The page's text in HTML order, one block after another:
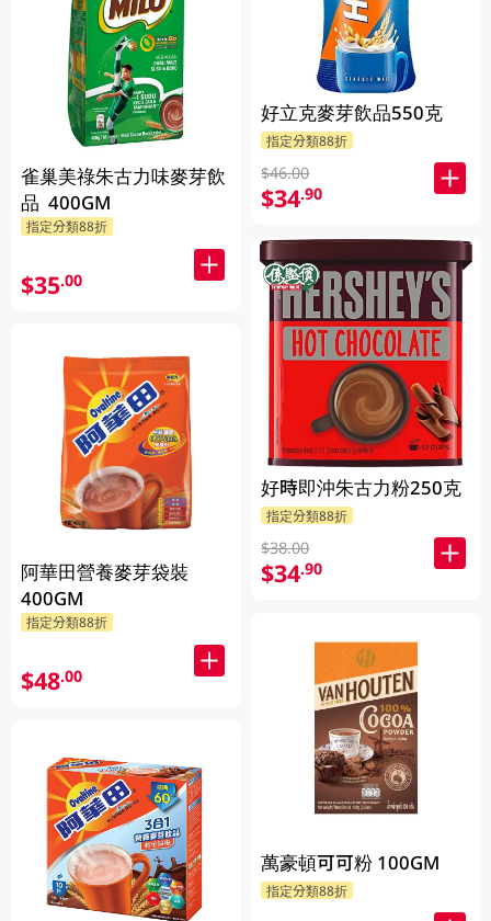
雀巢美祿朱古力味麥芽飲
品 400GM
指定分類88折
$35.00
阿華田營養麥芽袋裝
400GM
指定分類88折
$48.00
好立克麥芽飲品550克
指定分類88折
$46.00
$34.90
好時即沖朱古力粉250克
指定分類88折
$38.00
$34.90
萬豪頓可可粉 100GM
指定分類88折